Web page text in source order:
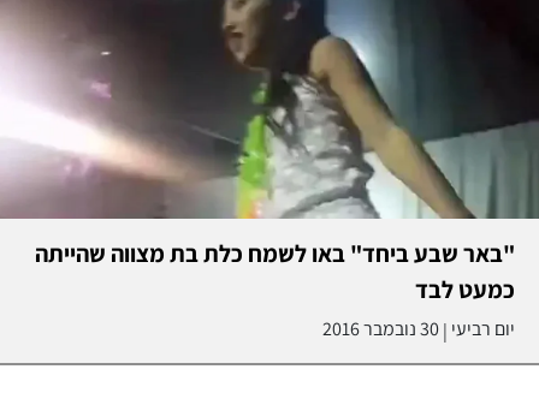
"באר שבע ביחד" באו לשמח כלת בת מצווה שהייתה
כמעט לבד
יום רביעי |30 נובמבר 2016